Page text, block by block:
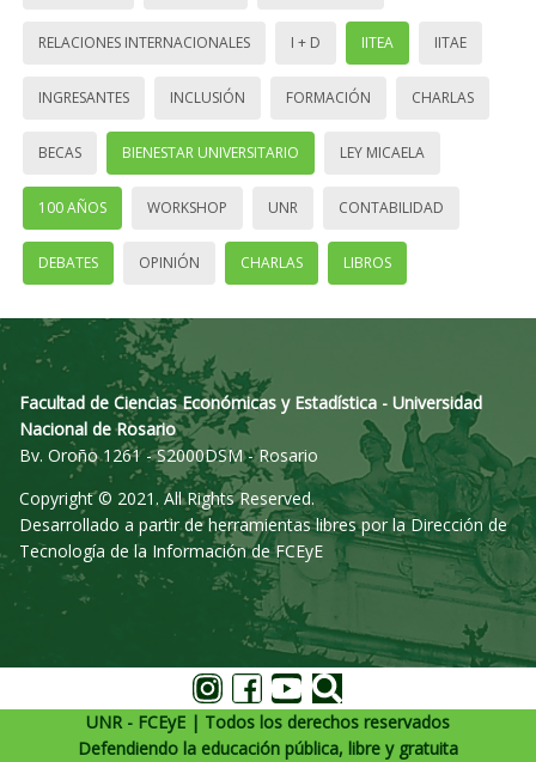
RELACIONES INTERNACIONALES I + D IITEA IITAE
INGRESANTES INCLUSIÓN FORMACIÓN CHARLAS
BECAS BIENESTAR UNIVERSITARIO LEY MICAELA
100 AÑOS WORKSHOP UNR CONTABILIDAD
DEBATES OPINIÓN CHARLAS LIBROS
Facultad de Ciencias Económicas y Estadística - Universidad
Nacional de Rosario
Bv. Oroño 1261 - S2000DSM - Rosario
Copyright © 2021. All Rights Reserved.
Desarrollado a partir de herramientas libres por la Dirección de
Tecnología de la Información de FCEyE
UNR - FCEyE | Todos los derechos reservados
Defendiendo la educación pública, libre y gratuita